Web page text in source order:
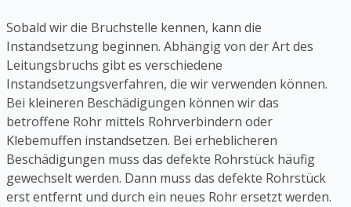
Sobald wir die Bruchstelle kennen, kann die
Instandsetzung beginnen. Abhängig von der Art des
Leitungsbruchs gibt es verschiedene
Instandsetzungsverfahren, die wir verwenden können.
Bei kleineren Beschädigungen können wir das
betroffene Rohr mittels Rohrverbindern oder
Klebemuffen instandsetzen. Bei erheblicheren
Beschädigungen muss das defekte Rohrstück häufig
gewechselt werden. Dann muss das defekte Rohrstück
erst entfernt und durch ein neues Rohr ersetzt werden.